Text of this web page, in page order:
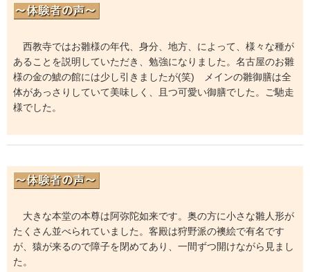
西教寺ではお雛様の年代、身分、地方、によって、様々な種が
あることを説明していただき、勉強になりました。名古屋のお雛
様の金の鯱の館には少し引きましたが(笑) メインの雛御膳は全
体があっさりしていて美味しく、且つ可愛い御膳でした。ご馳走
様でした。
大きな本堂の本尊は阿弥陀如来です。奥の方に小さな雛人形が
たくさん並べられていました。客殿は狩野派の襖絵で有名です
が、猿が来るので障子を閉めてあり、一間ずつ開けながら見まし
た。